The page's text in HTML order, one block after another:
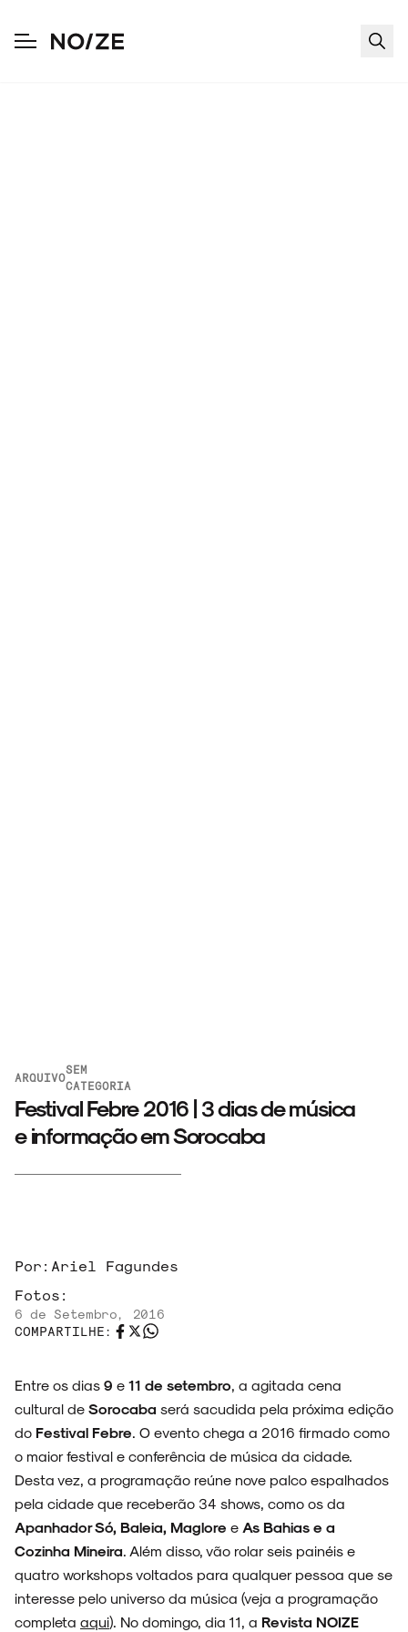
ESPECIAIS
FAIXA A FAIXA
ARQUIVO
SEM
CATEGORIA
Festival Febre 2016 | 3 dias de música
e informação em Sorocaba
Por: Ariel Fagundes
Fotos:
6 de Setembro, 2016
COMPARTILHE:
Entre os dias 9 e 11 de setembro, a agitada cena
cultural de Sorocaba será sacudida pela próxima edição
do Festival Febre. O evento chega a 2016 firmado como
o maior festival e conferência de música da cidade.
Desta vez, a programação reúne nove palco espalhados
pela cidade que receberão 34 shows, como os da
Apanhador Só, Baleia, Maglore e As Bahias e a
Cozinha Mineira. Além disso, vão rolar seis painéis e
quatro workshops voltados para qualquer pessoa que se
interesse pelo universo da música (veja a programação
completa aqui). No domingo, dia 11, a Revista NOIZE